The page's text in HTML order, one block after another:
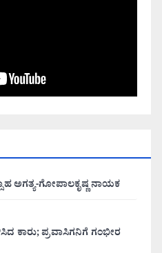
ಅಗತ್ಯ-ಗೋಪಾಲಕೃಷ್ಣ ನಾಯಕ
ಕಾರು; ಪ್ರವಾಸಿಗನಿಗೆ ಗಂಭೀರ